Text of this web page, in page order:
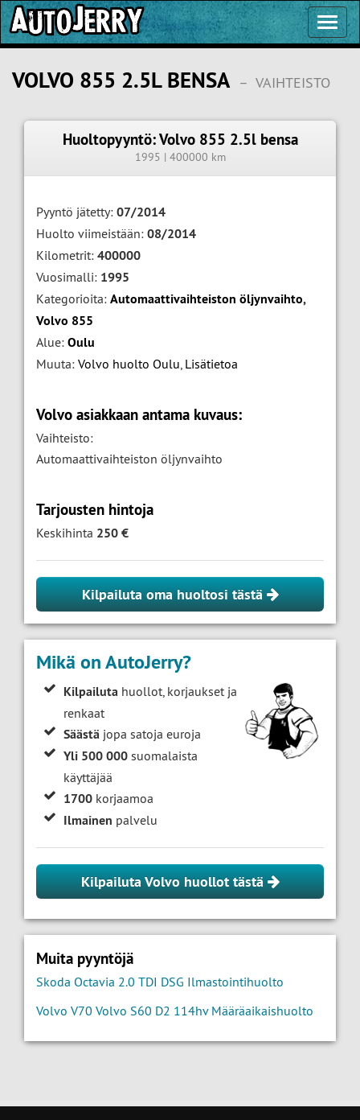
VOLVO 855 2.5L BENSA – VAIHTEISTO
Huoltopyyntö: Volvo 855 2.5l bensa
1995 | 400000 km
Pyyntö jätetty: 07/2014
Huolto viimeistään: 08/2014
Kilometrit: 400000
Vuosimalli: 1995
Kategorioita: Automaattivaihteiston öljynvaihto,
Volvo 855
Alue: Oulu
Muuta: Volvo huolto Oulu, Lisätietoa
Volvo asiakkaan antama kuvaus:
Vaihteisto:
Automaattivaihteiston öljynvaihto
Tarjousten hintoja
Keskihinta 250 €
Kilpailuta oma huoltosi tästä
Mikä on AutoJerry?
Kilpailuta huollot, korjaukset ja
renkaat
Säästä jopa satoja euroja
Yli 500 000 suomalaista
käyttäjää
1700 korjaamoa
Ilmainen palvelu
Kilpailuta Volvo huollot tästä
Muita pyyntöjä
Skoda Octavia 2.0 TDI DSG Ilmastointihuolto
Volvo V70 Volvo S60 D2 114hv Määräaikaishuolto